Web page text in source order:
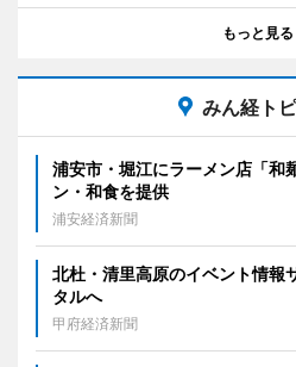
もっと見る
みん経ト
浦安市・堀江にラーメン店「和
ン・和食を提供
浦安経済新聞
北杜・清里高原のイベント情報
タルへ
甲府経済新聞